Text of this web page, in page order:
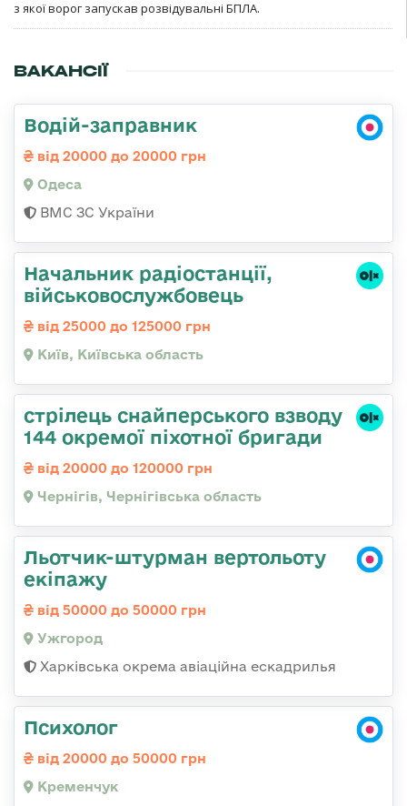
з якої ворог запускав розвідувальні БПЛА.
ВАКАНСІЇ
Водій-заправник
від 20000 до 20000 грн
Одеса
ВМС ЗС України
Начальник радіостанції,
військовослужбовець
від 25000 до 125000 грн
Київ, Київська область
стрілець снайперського взводу
144 окремої піхотної бригади
від 20000 до 120000 грн
Чернігів, Чернігівська область
Льотчик-штурман вертольоту
екіпажу
від 50000 до 50000 грн
Ужгород
Харківська окрема авіаційна ескадрилья
Психолог
від 20000 до 50000 грн
Кременчук